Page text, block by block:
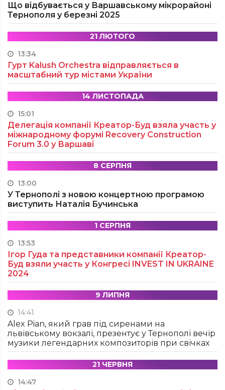
Що відбувається у Варшавському мікрорайоні
Тернополя у березні 2025
21 ЛЮТОГО
13:34
Гурт Kalush Orchestra відправляється в
масштабний тур містами України
14 ЛИСТОПАДА
15:01
Делегація компанії Креатор-Буд взяла участь у
міжнародному форумі Recovery Construction
Forum 3.0 у Варшаві
8 СЕРПНЯ
13:00
У Тернополі з новою концертною програмою
виступить Наталія Бучинська
1 СЕРПНЯ
13:53
Ігор Гуда та представники компанії Креатор-
Буд взяли участь у Конгресі INVEST IN UKRAINE
2024
9 ЛИПНЯ
14:41
Alex Pian, який грав під сиренами на
львівському вокзалі, презентує у Тернополі вечір
музики легендарних композиторів при свічках
21 ЧЕРВНЯ
14:47